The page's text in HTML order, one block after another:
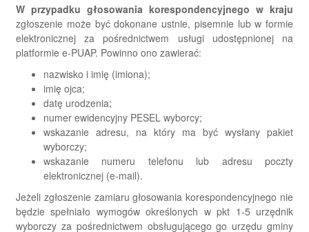
W przypadku głosowania korespondencyjnego w kraju
zgłoszenie może być dokonane ustnie, pisemnie lub w formie
elektronicznej za pośrednictwem usługi udostępnionej na
platformie e-PUAP. Powinno ono zawierać:
nazwisko i imię (imiona);
imię ojca;
datę urodzenia;
numer ewidencyjny PESEL wyborcy;
wskazanie adresu, na który ma być wysłany pakiet
wyborczy;
wskazanie numeru telefonu lub adresu poczty
elektronicznej (e-mail).
Jeżeli zgłoszenie zamiaru głosowania korespondencyjnego nie
będzie spełniało wymogów określonych w pkt 1-5 urzędnik
wyborczy za pośrednictwem obsługującego go urzędu gminy